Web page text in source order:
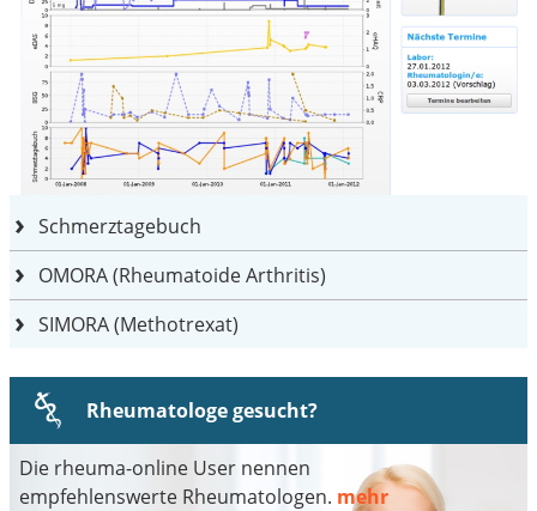
Schmerztagebuch
OMORA (Rheumatoide Arthritis)
SIMORA (Methotrexat)
Rheumatologe gesucht?
Die rheuma-online User nennen
empfehlenswerte Rheumatologen. mehr